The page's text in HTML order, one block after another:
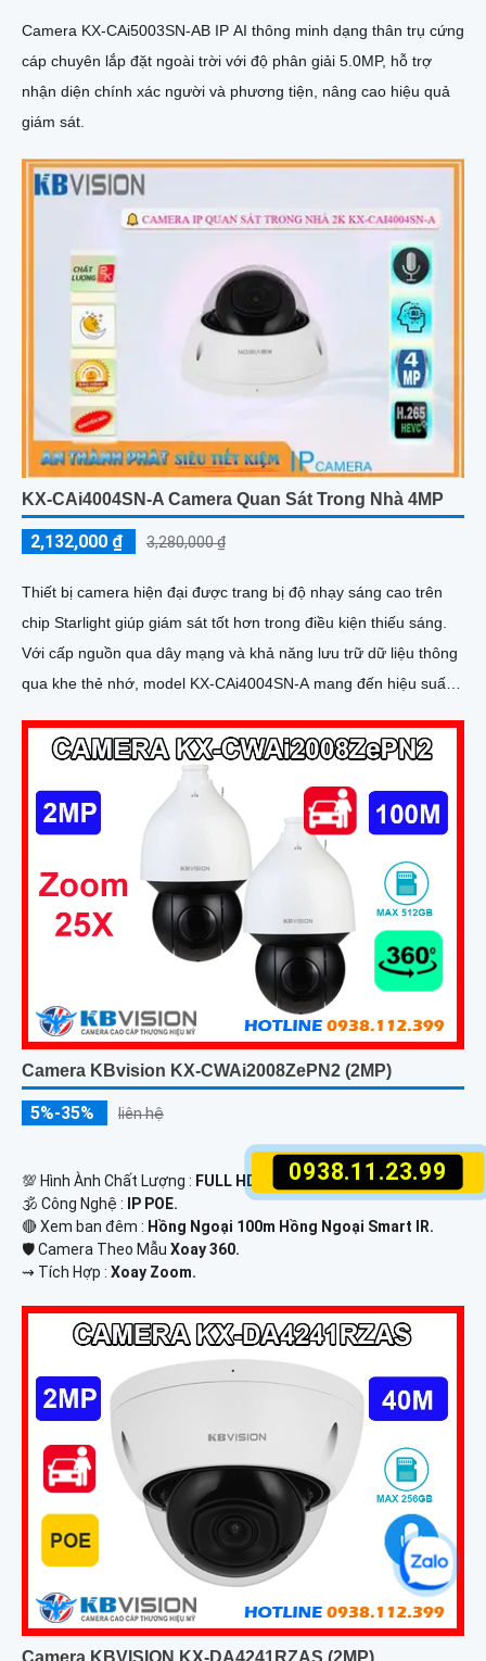
0938.11.23.99
Camera KX-CAi5003SN-AB IP AI thông minh dạng thân trụ cứng
cáp chuyên lắp đặt ngoài trời với độ phân giải 5.0MP, hỗ trợ
nhận diện chính xác người và phương tiện, nâng cao hiệu quả
giám sát.
KX-CAi4004SN-A Camera Quan Sát Trong Nhà 4MP
2,132,000 ₫ 3,280,000 ₫
Thiết bị camera hiện đại được trang bị độ nhạy sáng cao trên
chip Starlight giúp giám sát tốt hơn trong điều kiện thiếu sáng.
Với cấp nguồn qua dây mạng và khả năng lưu trữ dữ liệu thông
qua khe thẻ nhớ, model KX-CAi4004SN-A mang đến hiệu suất
Camera KBvision KX-CWAi2008ZePN2 (2MP)
5%-35% liên hệ
💯 Hình Ành Chất Lượng : FULL HD 1080P .
🕉️ Công Nghệ :
IP POE.
🔴 Xem ban đêm : Hồng Ngoại 100m Hồng Ngoại Smart IR.
🛡 Camera Theo Mẫu Xoay 360.
️⇝ Tích Hợp : Xoay Zoom.
Camera KBVISION KX-DA4241RZAS (2MP)